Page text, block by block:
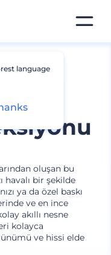
oluşan bu
havalı bir şekilde
ya da özel baskı
ve en ince
akıllı nesne
kolayca
ve hissi elde
language